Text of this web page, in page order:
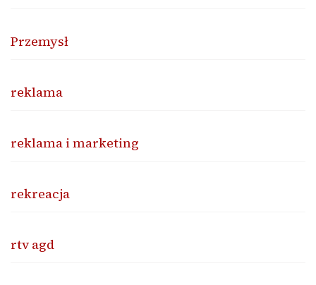
Przemysł
reklama
reklama i marketing
rekreacja
rtv agd